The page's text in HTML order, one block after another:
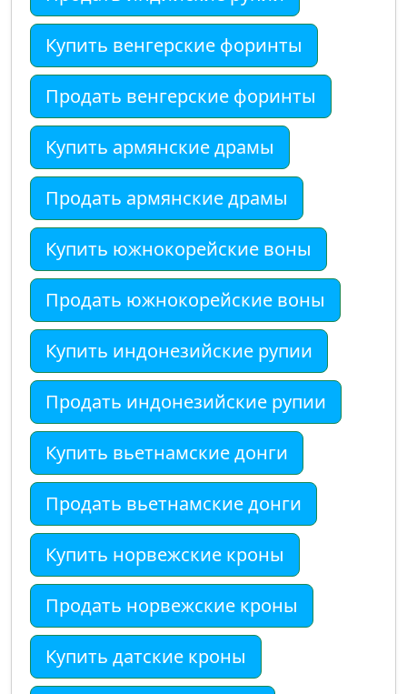
Купить венгерские форинты
Продать венгерские форинты
Купить армянские драмы
Продать армянские драмы
Купить южнокорейские воны
Продать южнокорейские воны
Купить индонезийские рупии
Продать индонезийские рупии
Купить вьетнамские донги
Продать вьетнамские донги
Купить норвежские кроны
Продать норвежские кроны
Купить датские кроны